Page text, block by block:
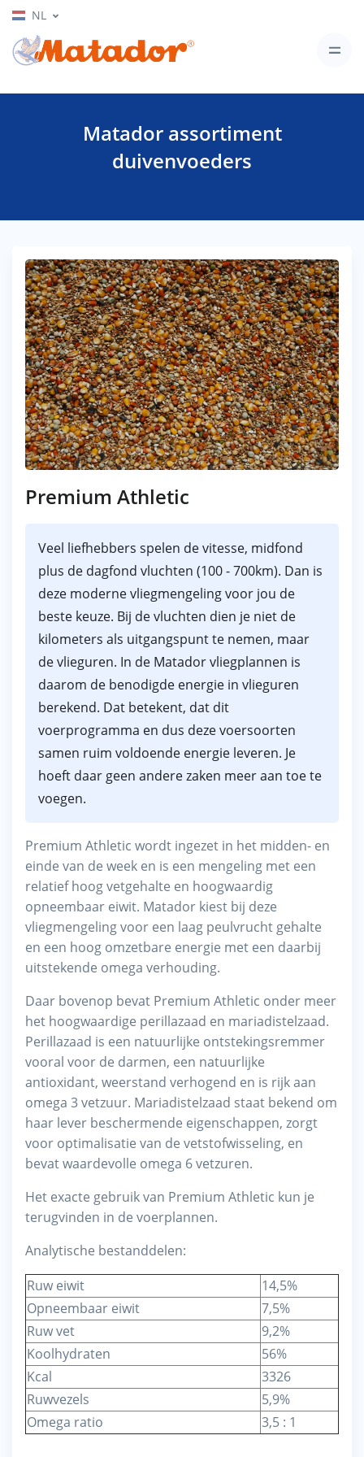
NL
Matador assortiment
duivenvoeders
Premium Athletic
Veel liefhebbers spelen de vitesse, midfond
plus de dagfond vluchten (100 - 700km). Dan is
deze moderne vliegmengeling voor jou de
beste keuze. Bij de vluchten dien je niet de
kilometers als uitgangspunt te nemen, maar
de vlieguren. In de Matador vliegplannen is
daarom de benodigde energie in vlieguren
berekend. Dat betekent, dat dit
voerprogramma en dus deze voersoorten
samen ruim voldoende energie leveren. Je
hoeft daar geen andere zaken meer aan toe te
voegen.
Premium Athletic wordt ingezet in het midden- en
einde van de week en is een mengeling met een
relatief hoog vetgehalte en hoogwaardig
opneembaar eiwit. Matador kiest bij deze
vliegmengeling voor een laag peulvrucht gehalte
en een hoog omzetbare energie met een daarbij
uitstekende omega verhouding.
Daar bovenop bevat Premium Athletic onder meer
het hoogwaardige perillazaad en mariadistelzaad.
Perillazaad is een natuurlijke ontstekingsremmer
vooral voor de darmen, een natuurlijke
antioxidant, weerstand verhogend en is rijk aan
omega 3 vetzuur. Mariadistelzaad staat bekend om
haar lever beschermende eigenschappen, zorgt
voor optimalisatie van de vetstofwisseling, en
bevat waardevolle omega 6 vetzuren.
Het exacte gebruik van Premium Athletic kun je
terugvinden in de voerplannen.
Analytische bestanddelen:
Ruw eiwit
14,5%
Opneembaar eiwit
7,5%
Ruw vet
9,2%
Koolhydraten
56%
Kcal
3326
Ruwvezels
5,9%
Omega ratio
3,5 : 1